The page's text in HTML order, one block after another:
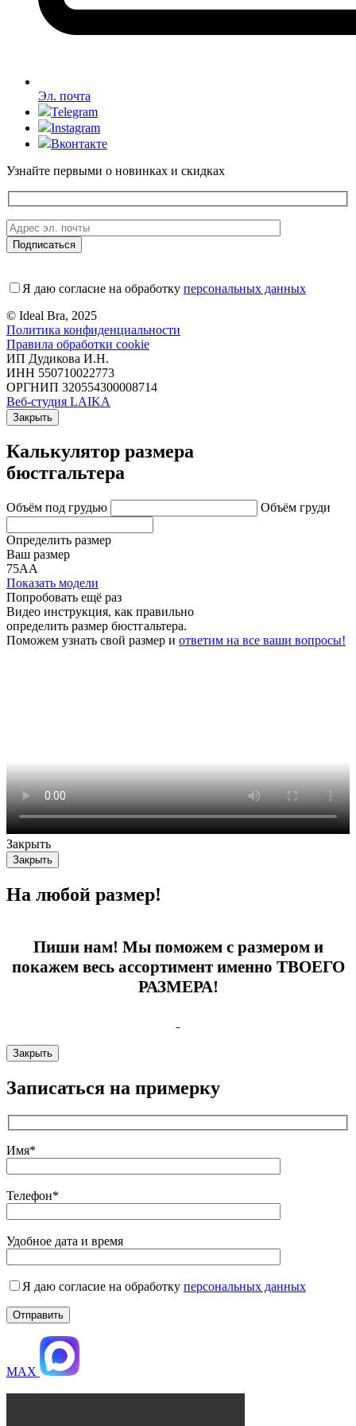
Эл. почта
Telegram
Instagram
Вконтакте
Узнайте первыми о новинках и скидках
Я даю согласие на обработку персональных данных
© Ideal Bra, 2025
Политика конфиденциальности
Правила обработки cookie
ИП Дудикова И.Н.
ИНН 550710022773
ОРГНИП 320554300008714
Веб-студия LAIKA
Закрыть
Калькулятор размера
бюстгальтера
Объём под грудью Объём груди
Определить размер
Ваш размер
75АА
Показать модели
Попробовать ещё раз
Видео инструкция, как правильно
определить размер бюстгальтера.
Поможем узнать свой размер и ответим на все ваши вопросы!
Закрыть
Закрыть
На любой размер!
Пиши нам! Мы поможем с размером и
покажем весь ассортимент именно ТВОЕГО
РАЗМЕРА!
Закрыть
Записаться на примерку
Имя*
Телефон*
Удобное дата и время
Я даю согласие на обработку персональных данных
MAX